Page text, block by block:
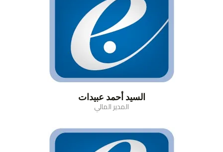
السيد أحمد عبيدات
المدير المالي